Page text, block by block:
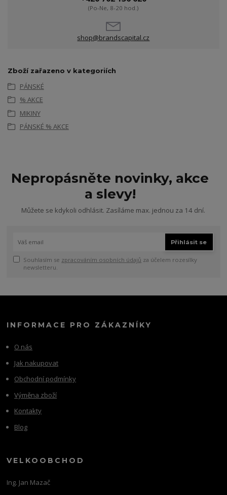
(Po-Ne, 8-20 hod.)
shop@brandscapital.cz
Zboží zařazeno v kategoriích
PÁNSKÉ
% AKCE
MIKINY
PÁNSKÉ % AKCE
Nepropásněte novinky, akce
a slevy!
Můžete se kdykoli odhlásit. Zasíláme max. jednou za 14 dní.
Přihlásit se
Souhlasím se zpracováním osobních údajů za účelem rozesílky
newsletteru.
INFORMACE PRO ZÁKAZNÍKY
O nás
Jak nakupovat
Obchodní podmínky
Výměna zboží
Kontakty
Blog
VELKOOBCHOD
Ing. Jan Mazač